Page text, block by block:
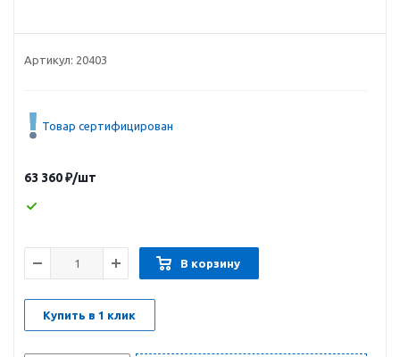
Артикул: 20403
Товар сертифицирован
63 360₽/шт
В корзину
Купить в 1 клик